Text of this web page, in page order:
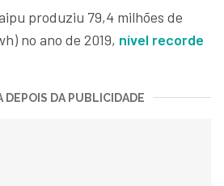
produziu 79,4 milhões de
no ano de 2019, nível recorde
DEPOIS DA PUBLICIDADE